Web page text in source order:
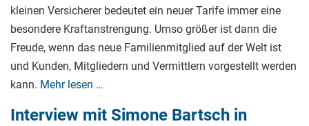
kleinen Versicherer bedeutet ein neuer Tarife immer eine
besondere Kraftanstrengung. Umso größer ist dann die
Freude, wenn das neue Familienmitglied auf der Welt ist
und Kunden, Mitgliedern und Vermittlern vorgestellt werden
kann. Mehr lesen …
Interview mit Simone Bartsch in